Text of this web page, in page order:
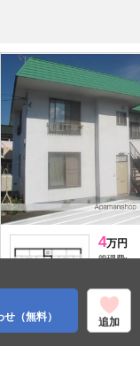
4万円
管理費:－
51㎡
稲穂駅
北海道札
せ（無料）
追加